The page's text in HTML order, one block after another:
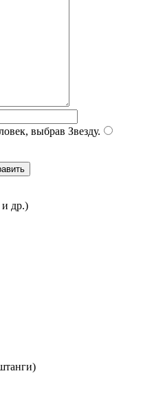
выбрав Звезду.
др.)